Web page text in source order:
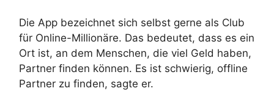
Die App bezeichnet sich selbst gerne als Club
für Online-Millionäre. Das bedeutet, dass es ein
Ort ist, an dem Menschen, die viel Geld haben,
Partner finden können. Es ist schwierig, offline
Partner zu finden, sagte er.